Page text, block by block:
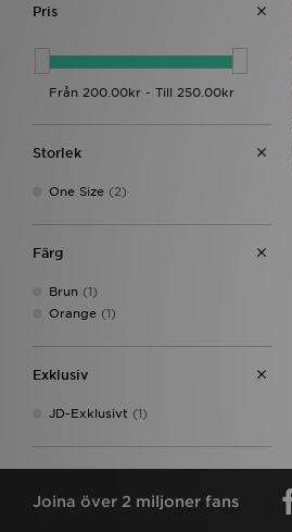
Pris
Storlek
One Size (2)
Färg
Brun (1)
Orange (1)
Exklusiv
JD-Exklusivt (1)
Joina över 2 miljoner fans